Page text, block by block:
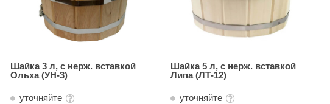
Шайка 3 л, с нерж. вставкой
Ольха (УН-3)
уточняйте
Шайка 5 л, с нерж. вставкой
Липа (ЛТ-12)
уточняйте